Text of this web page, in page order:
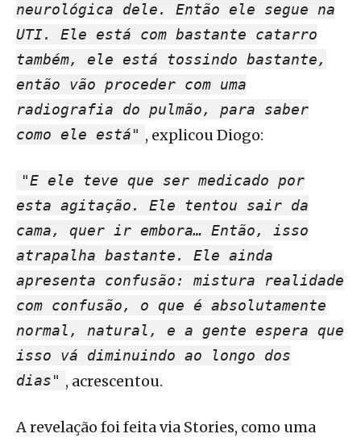
neurológica dele. Então ele segue na
UTI. Ele está com bastante catarro
também, ele está tossindo bastante,
então vão proceder com uma
radiografia do pulmão, para saber
como ele está" , explicou Diogo:
"E ele teve que ser medicado por
esta agitação. Ele tentou sair da
cama, quer ir embora… Então, isso
atrapalha bastante. Ele ainda
apresenta confusão: mistura realidade
com confusão, o que é absolutamente
normal, natural, e a gente espera que
isso vá diminuindo ao longo dos
dias" , acrescentou.
A revelação foi feita via Stories, como uma